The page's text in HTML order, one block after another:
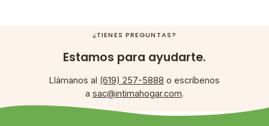
¿TIENES PREGUNTAS?
Estamos para ayudarte.
Llámanos al (619) 257-5888 o escríbenos
a sac@intimahogar.com.